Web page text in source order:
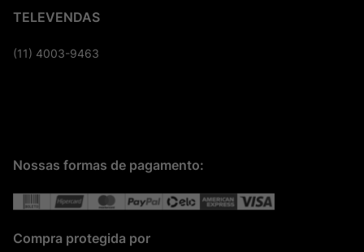
TELEVENDAS
(11) 4003-9463
Nossas formas de pagamento:
Compra protegida por